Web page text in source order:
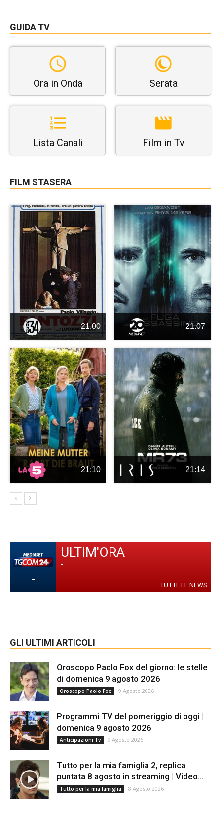
GUIDA TV
Ora in Onda Serata
Lista Canali Film in Tv
FILM STASERA
21:00 21:07
21:10 21:14
-
ULTIM'ORA
-
TUTTE LE NEWS
GLI ULTIMI ARTICOLI
Oroscopo Paolo Fox del giorno: le stelle
di domenica 9 agosto 2026
Oroscopo Paolo Fox 9 Agosto 2026
Programmi TV del pomeriggio di oggi |
domenica 9 agosto 2026
Anticipazioni Tv 9 Agosto 2026
Tutto per la mia famiglia 2, replica
puntata 8 agosto in streaming | Video...
Tutto per la mia famiglia 8 Agosto 2026